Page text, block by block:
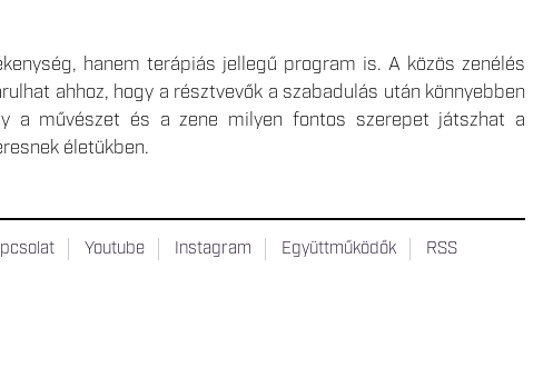
hanem terápiás jellegű program is. A közös zenélés
ahhoz, hogy a résztvevők a szabadulás után könnyebben
a művészet és a zene milyen fontos szerepet játszhat a
életükben.
Youtube Instagram Együttműködők RSS